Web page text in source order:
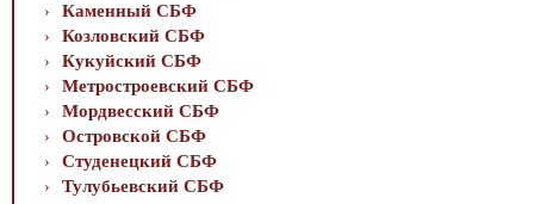
Каменный СБФ
Козловский СБФ
Кукуйский СБФ
Метростроевский СБФ
Мордвесский СБФ
Островской СБФ
Студенецкий СБФ
Тулубьевский СБФ